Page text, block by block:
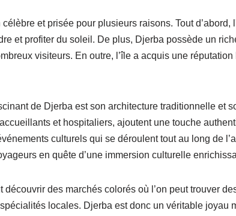
et prisée pour plusieurs raisons. Tout d’abord,
et profiter du soleil. De plus, Djerba possède un
visiteurs. En outre, l’île a acquis une
de Djerba est son architecture traditionnelle et
et hospitaliers, ajoutent une touche
culturels qui se déroulent tout au long de
en quête d’une immersion culturelle
découvrir des marchés colorés où l’on peut trouver
locales. Djerba est donc un véritable joyau